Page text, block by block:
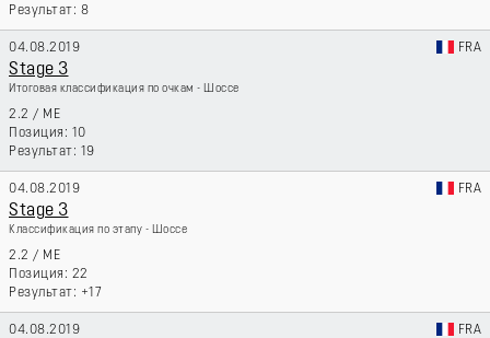
8
04.08.2019 FRA
Stage 3
Итоговая классификация по очкам - Шоссе
2.2 / ME
10
19
04.08.2019 FRA
Stage 3
Классификация по этапу - Шоссе
2.2 / ME
22
+17
04.08.2019 FRA